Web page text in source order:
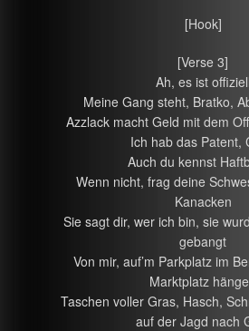
[Hook]
[Verse 3]
Ah, es ist offiziell
Meine Gang steht, Bratko,
Azzlack macht Geld mit dem
Ich hab das Patent,
Auch du kennst
Wenn nicht, frag deine
Kanacken
Sie sagt dir, wer ich bin, sie
gebangt
Von mir, auf’m Parkplatz im
Marktplatz
Taschen voller Gras, Hasch,
auf der Jagd nach